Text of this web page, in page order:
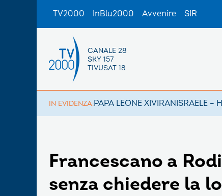
TV2000 InBlu2000 Avvenire SIR
CANALE 28
SKY 157
TIVUSAT 18
IN EVIDENZA:PAPA LEONE XIVIRANISRAELE –
Francescano a
senza chiedere la